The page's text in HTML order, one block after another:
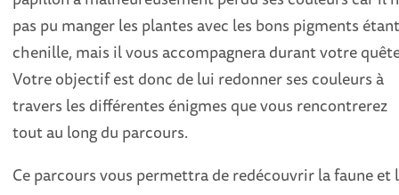
pas pu manger les plantes avec les bons pigments
chenille, mais il vous accompagnera durant votre
Votre objectif est donc de lui redonner ses couleurs à
travers les différentes énigmes que vous rencontrerez
tout au long du parcours.
Ce parcours vous permettra de redécouvrir la faune et